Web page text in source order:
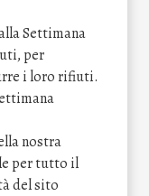
Settimana
per
i loro rifiuti.
nostra
per tutto il
del sito